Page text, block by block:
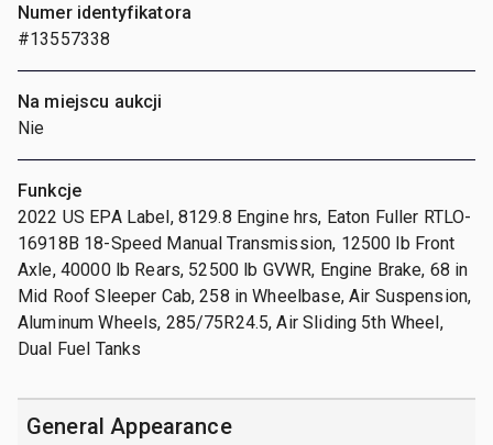
Numer identyfikatora
#13557338
Na miejscu aukcji
Nie
Funkcje
2022 US EPA Label, 8129.8 Engine hrs, Eaton Fuller RTLO-
16918B 18-Speed Manual Transmission, 12500 lb Front
Axle, 40000 lb Rears, 52500 lb GVWR, Engine Brake, 68 in
Mid Roof Sleeper Cab, 258 in Wheelbase, Air Suspension,
Aluminum Wheels, 285/75R24.5, Air Sliding 5th Wheel,
Dual Fuel Tanks
General Appearance